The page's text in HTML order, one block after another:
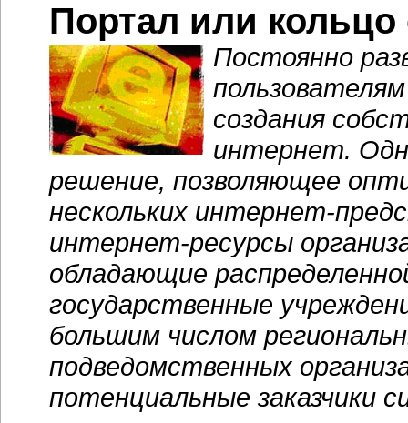
Портал или кольцо
Постоянно
создания
интернет.
решение, позволяющее
нескольких интернет-
интернет-ресурсы
обладающие
государственные
большим числом
подведомственных
потенциальные заказчики